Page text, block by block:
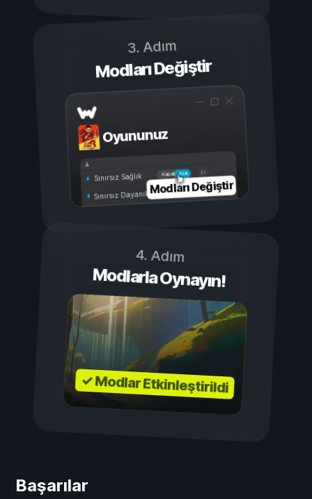
3. Adım
Modları Değiştir
Oyununuz
Açık
Kapalı
Sınırsız Sağlık
Sınırsız DayanıklılıkModları Değiştir
4. Adım
Modlarla Oynayın!
✓ Modlar Etkinleştirildi
Başarılar